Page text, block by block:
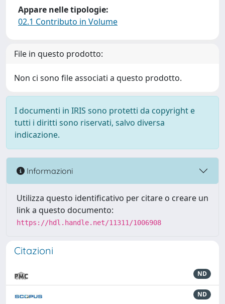
Appare nelle tipologie:
02.1 Contributo in Volume
File in questo prodotto:
Non ci sono file associati a questo prodotto.
I documenti in IRIS sono protetti da copyright e
tutti i diritti sono riservati, salvo diversa
indicazione.
Informazioni
Utilizza questo identificativo per citare o creare un
link a questo documento:
https://hdl.handle.net/11311/1006908
Citazioni
ND
ND